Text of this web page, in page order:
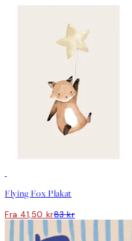
Flying Fox Plakat
Fra 41,50 kr83 kr